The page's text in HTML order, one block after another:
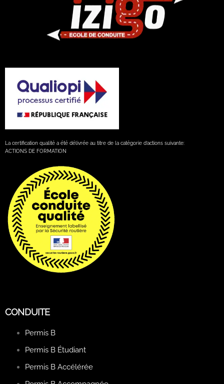
La certification qualité a été délivrée au titre de la catégorie d’actions suivante:
ACTIONS DE FORMATION
CONDUITE
Permis B
Permis B Étudiant
Permis B Accélérée